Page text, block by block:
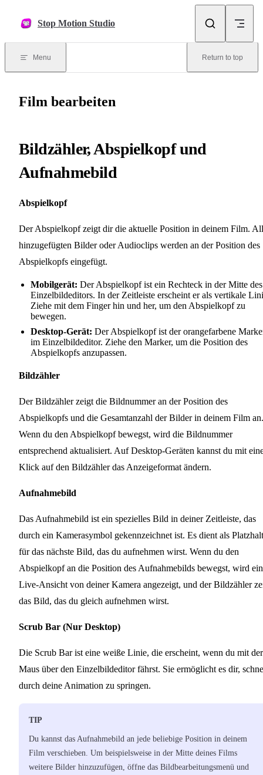
Stop Motion Studio
Menu Return to top
Film bearbeiten
Bildzähler, Abspielkopf und
Aufnahmebild
Abspielkopf
Der Abspielkopf zeigt dir die aktuelle Position in deinem Film.
hinzugefügten Bilder oder Audioclips werden an der Position des
Abspielkopfs eingefügt.
Mobilgerät: Der Abspielkopf ist ein Rechteck in der Mitte des
Einzelbildeditors. In der Zeitleiste erscheint er als vertikale
Ziehe mit dem Finger hin und her, um den Abspielkopf zu
bewegen.
Desktop-Gerät: Der Abspielkopf ist der orangefarbene
im Einzelbildeditor. Ziehe den Marker, um die Position des
Abspielkopfs anzupassen.
Bildzähler
Der Bildzähler zeigt die Bildnummer an der Position des
Abspielkopfs und die Gesamtanzahl der Bilder in deinem Film an.
Wenn du den Abspielkopf bewegst, wird die Bildnummer
entsprechend aktualisiert. Auf Desktop-Geräten kannst du mit
Klick auf den Bildzähler das Anzeigeformat ändern.
Aufnahmebild
Das Aufnahmebild ist ein spezielles Bild in deiner Zeitleiste, das
durch ein Kamerasymbol gekennzeichnet ist. Es dient als
für das nächste Bild, das du aufnehmen wirst. Wenn du den
Abspielkopf an die Position des Aufnahmebilds bewegst, wird
Live-Ansicht von deiner Kamera angezeigt, und der Bildzähler
das Bild, das du gleich aufnehmen wirst.
Scrub Bar (Nur Desktop)
Die Scrub Bar ist eine weiße Linie, die erscheint, wenn du mit der
Maus über den Einzelbildeditor fährst. Sie ermöglicht es dir,
durch deine Animation zu springen.
TIP
Du kannst das Aufnahmebild an jede beliebige Position in deinem
Film verschieben. Um beispielsweise in der Mitte deines Films
weitere Bilder hinzuzufügen, öffne das Bildbearbeitungsmenü und